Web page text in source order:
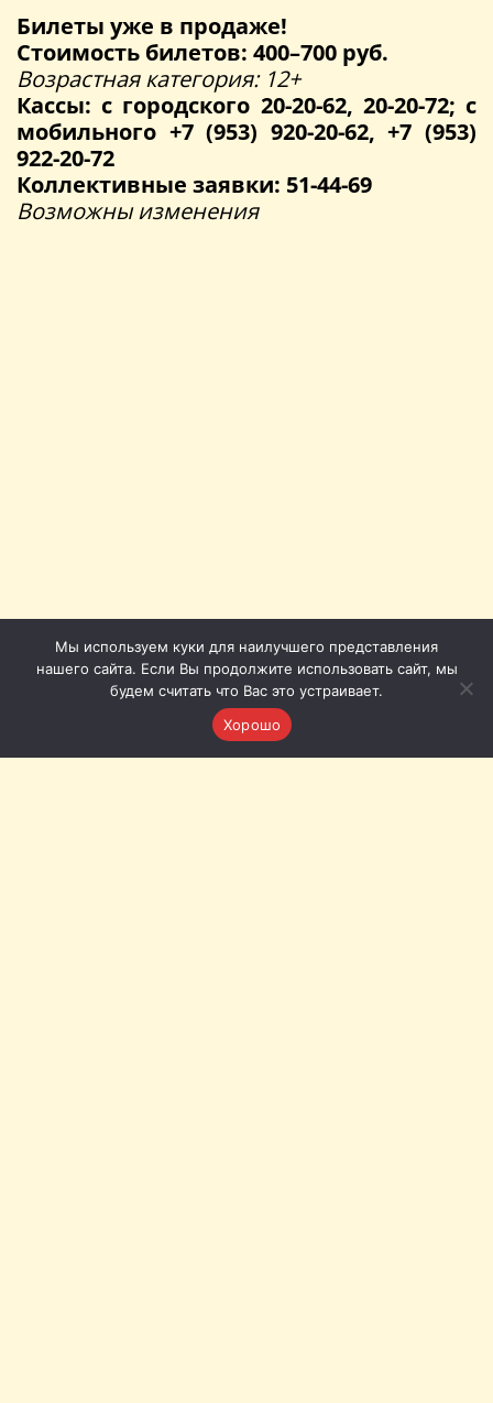
Билеты уже в продаже!
Стоимость билетов: 400–700 руб.
Возрастная категория: 12+
Кассы: с городского 20-20-62, 20-20-72; с
мобильного +7 (953) 920-20-62, +7 (953)
922-20-72
Коллективные заявки: 51-44-69
Возможны изменения
Мы используем куки для наилучшего представления
нашего сайта. Если Вы продолжите использовать сайт, мы
будем считать что Вас это устраивает.
Хорошо